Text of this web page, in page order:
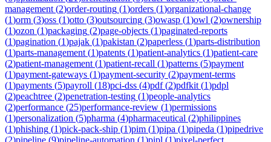
management (2)order-routing (1)orders (1)organizational-change
(1)orm (3)oss (1)otto (3)outsourcing (3)owasp (1)owl (2)ownership
(1)ozon (1)packaging (2)page-objects (1)paginated-reports
(1)pagination (1)pajak (1)pakistan (2)paperless (1)parts-distribution
(1)parts-management (1)patents (1)patient-analytics (1)patient-care
(2)patient-management (1)patient-recall (1)patterns (5)payment
(1)payment-gateways (1)payment-security (2)payment-terms
(1)payments (5)payroll (18)pci-dss (4)pdf(2)pdfkit (1)pdpl
(2)peachtree (2)penetration-testing (1)people-analytics
(2)performance (25)performance-review (1)permissions
(1)personalization (5)pharma (4)pharmaceutical (2)philippines
(1)phishing (1)pick-pack-ship (1)pim (1)pipa (1)pipeda (1)pipedrive
(2)pipeline (9)pipeline-automation (1)pipl (1)pixel-perfect